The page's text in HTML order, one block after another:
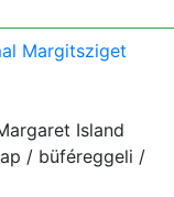
Margitsziget
Island
/ büféreggeli /